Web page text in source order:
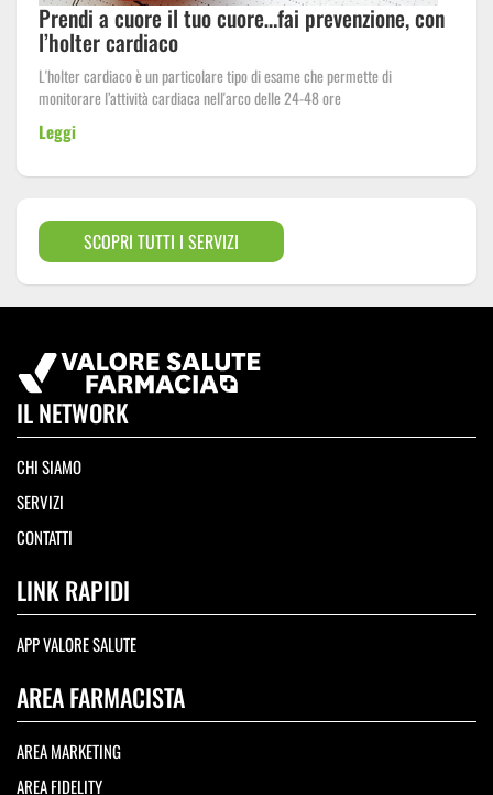
Prendi a cuore il tuo cuore…fai prevenzione, con
l’holter cardiaco
L'holter cardiaco è un particolare tipo di esame che permette di
monitorare l’attività cardiaca nell'arco delle 24-48 ore
Leggi
SCOPRI TUTTI I SERVIZI
IL NETWORK
CHI SIAMO
SERVIZI
CONTATTI
LINK RAPIDI
APP VALORE SALUTE
AREA FARMACISTA
AREA MARKETING
AREA FIDELITY